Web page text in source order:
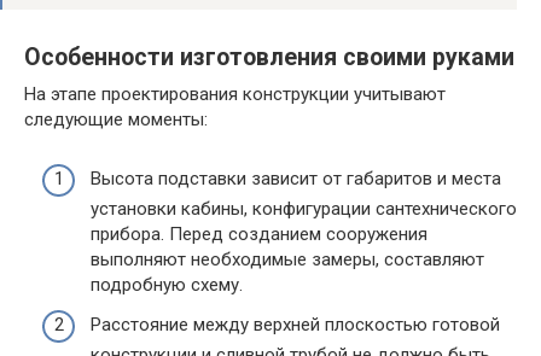
Особенности изготовления своими руками
На этапе проектирования конструкции учитывают
следующие моменты:
Высота подставки зависит от габаритов и места
установки кабины, конфигурации сантехнического
прибора. Перед созданием сооружения
выполняют необходимые замеры, составляют
подробную схему.
Расстояние между верхней плоскостью готовой